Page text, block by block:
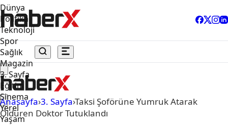
Dünya
Politika
Teknoloji
Spor
Sağlık
Magazin
3. Sayfa
Eğitim
Sinema
Yerel
Yaşam
Anasayfa›3. Sayfa›Taksi Şoförüne Yumruk Atarak
Öldüren Doktor Tutuklandı